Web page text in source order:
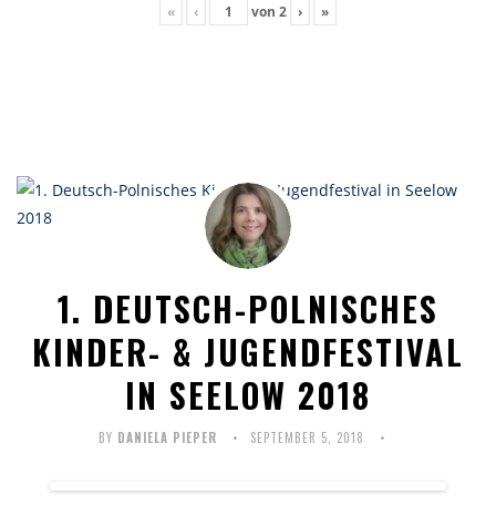
« ‹ von 2 › »
1. DEUTSCH-POLNISCHES
KINDER- & JUGENDFESTIVAL
IN SEELOW 2018
BY DANIELA PIEPER SEPTEMBER 5, 2018